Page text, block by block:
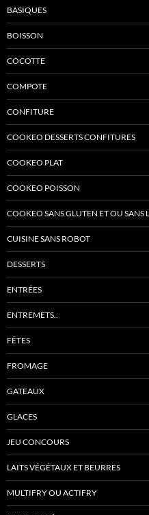
BASIQUES
BOISSON
COCOTTE
COMPOTE
CONFITURE
COOKEO DESSERTS CONFITURES
COOKEO PLAT
COOKEO POISSON
COOKEO SANS GLUTEN ET OU SANS
CUISINE SANS ROBOT
DESSERTS
ENTRÉES
ENTREMETS..
FÊTES
FROMAGE
GATEAUX
GLACES
JEU CONCOURS
LAITS VÉGÉTAUX ET BEURRES
MULTIFRY OU ACTIFRY